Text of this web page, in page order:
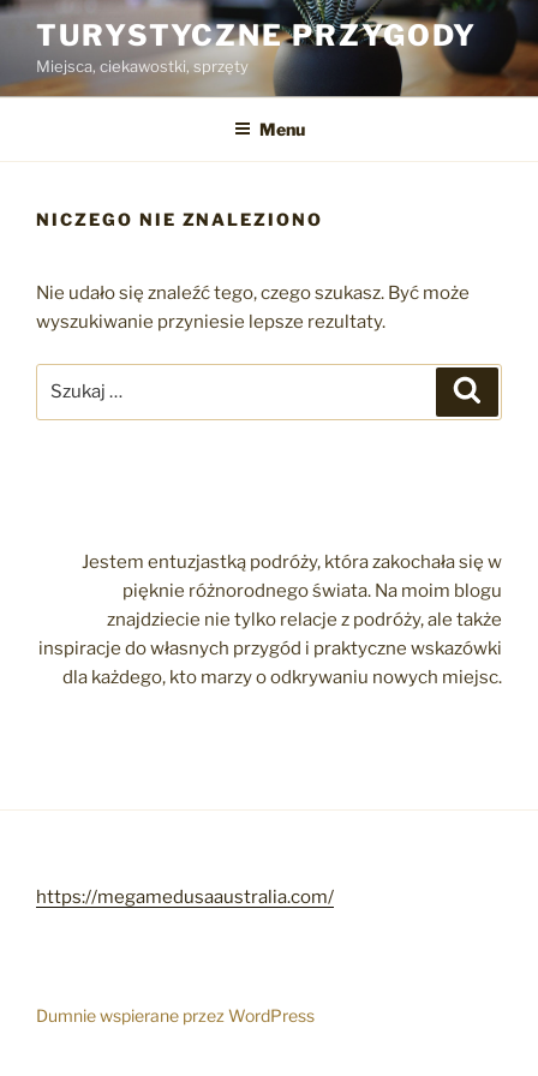
Przejdź
treści
TURYSTYCZNE PRZYGODY
Miejsca, ciekawostki, sprzęty
Menu
NICZEGO NIE ZNALEZIONO
Nie udało się znaleźć tego, czego szukasz. Być może
wyszukiwanie przyniesie lepsze rezultaty.
Jestem entuzjastką podróży, która zakochała się w
pięknie różnorodnego świata. Na moim blogu
znajdziecie nie tylko relacje z podróży, ale także
inspiracje do własnych przygód i praktyczne wskazówki
dla każdego, kto marzy o odkrywaniu nowych miejsc.
https://megamedusaaustralia.com/
Dumnie wspierane przez WordPress